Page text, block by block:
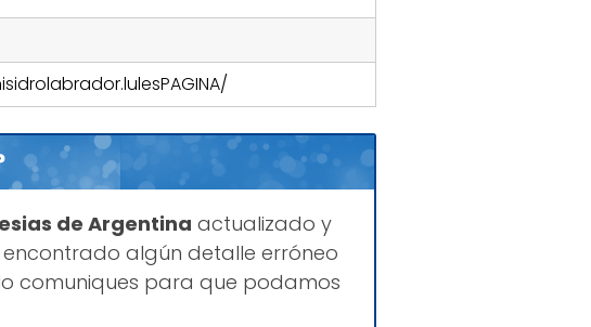
de Argentina actualizado y
encontrado algún detalle erróneo
comuniques para que podamos